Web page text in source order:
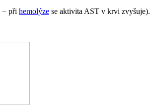
− při hemolýze se aktivita AST v krvi zvyšuje).